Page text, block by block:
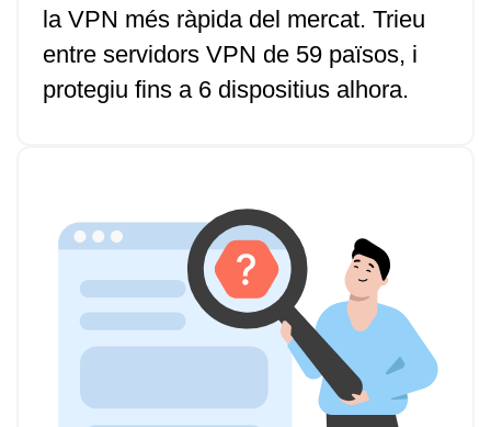
la VPN més ràpida del mercat. Trieu
entre servidors VPN de 59 països, i
protegiu fins a 6 dispositius alhora.